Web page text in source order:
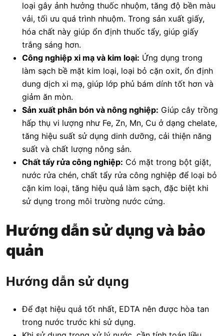
loại gây ảnh hưởng thuốc nhuộm, tăng độ bền màu
vải, tối ưu quá trình nhuộm. Trong sản xuất giấy,
hóa chất này giúp ổn định thuốc tẩy, giúp giấy
trắng sáng hơn.
Công nghiệp xi mạ và kim loại: Ứng dụng trong
làm sạch bề mặt kim loại, loại bỏ cặn oxit, ổn định
dung dịch xi mạ, giúp lớp phủ bám dính tốt hơn và
giảm ăn mòn.
Sản xuất phân bón và nông nghiệp: Giúp cây trồng
hấp thụ vi lượng như Fe, Zn, Mn, Cu ở dạng chelate,
tăng hiệu suất sử dụng dinh dưỡng, cải thiện năng
suất và chất lượng nông sản.
Chất tẩy rửa công nghiệp: Có mặt trong bột giặt,
nước rửa chén, chất tẩy rửa công nghiệp để loại bỏ
cặn kim loại, tăng hiệu quả làm sạch, đặc biệt khi
sử dụng trong môi trường nước cứng.
Hướng dẫn sử dụng và bảo
quản
Hướng dẫn sử dụng
Để đạt hiệu quả tốt nhất, EDTA nên được hòa tan
trong nước trước khi sử dụng.